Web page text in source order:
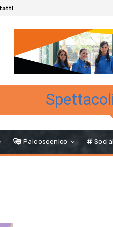
Palcoscenico Social